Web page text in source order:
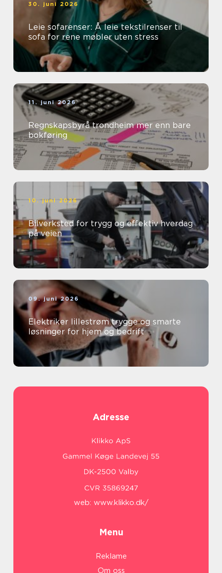
30. juni 2026
Leie sofarenser: Å leie tekstilrenser til
sofa for rene møbler uten stress
11. juni 2026
Regnskapsbyrå trondheim mer enn bare
bokføring
10. juni 2026
Bilverksted for trygg og effektiv hverdag
på veien
09. juni 2026
Elektriker lillestrøm trygge og smarte
løsninger for hjem og bedrift
Adresse
web: www.klikko.dk/
Menu
Reklame
Om oss